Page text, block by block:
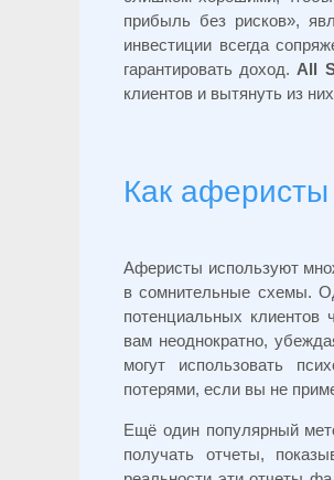
прибыль без рисков»,
инвестиции всегда
гарантировать доход. All
клиентов и вытянуть из
Как аферисты
Аферисты используют
в сомнительные схемы.
потенциальных клиентов
вам неоднократно,
могут использовать
потерями, если вы не
Ещё один популярный
получать отчеты,